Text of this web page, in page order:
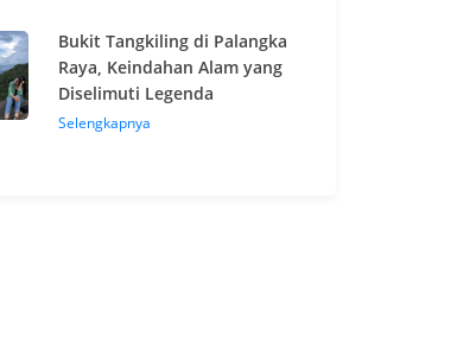
Bukit Tangkiling di Palangka
Raya, Keindahan Alam yang
Diselimuti Legenda
Selengkapnya